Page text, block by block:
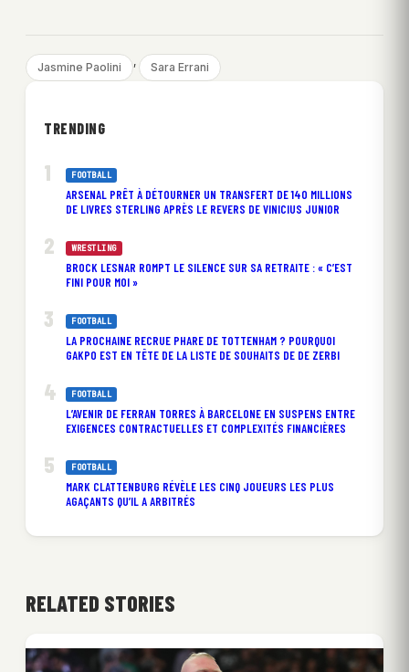
Jasmine Paolini , Sara Errani
TRENDING
FOOTBALL
ARSENAL PRÊT À DÉTOURNER UN TRANSFERT DE 140 MILLIONS
DE LIVRES STERLING APRÈS LE REVERS DE VINICIUS JUNIOR
WRESTLING
BROCK LESNAR ROMPT LE SILENCE SUR SA RETRAITE : « C’EST
FINI POUR MOI »
FOOTBALL
LA PROCHAINE RECRUE PHARE DE TOTTENHAM ? POURQUOI
GAKPO EST EN TÊTE DE LA LISTE DE SOUHAITS DE DE ZERBI
FOOTBALL
L’AVENIR DE FERRAN TORRES À BARCELONE EN SUSPENS ENTRE
EXIGENCES CONTRACTUELLES ET COMPLEXITÉS FINANCIÈRES
FOOTBALL
MARK CLATTENBURG RÉVÈLE LES CINQ JOUEURS LES PLUS
AGAÇANTS QU’IL A ARBITRÉS
RELATED STORIES